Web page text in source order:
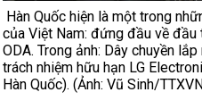
Hàn Quốc hiện là một trong
của Việt Nam: đứng đầu về
ODA. Trong ảnh: Dây chuyền
trách nhiệm hữu hạn LG
Hàn Quốc). (Ảnh: Vũ Sinh/